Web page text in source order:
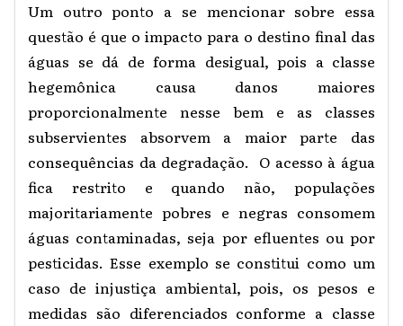
Um outro ponto a se mencionar sobre essa
questão é que o impacto para o destino final das
águas se dá de forma desigual, pois a classe
hegemônica causa danos maiores
proporcionalmente nesse bem e as classes
subservientes absorvem a maior parte das
consequências da degradação. O acesso à água
fica restrito e quando não, populações
majoritariamente pobres e negras consomem
águas contaminadas, seja por efluentes ou por
pesticidas. Esse exemplo se constitui como um
caso de injustiça ambiental, pois, os pesos e
medidas são diferenciados conforme a classe